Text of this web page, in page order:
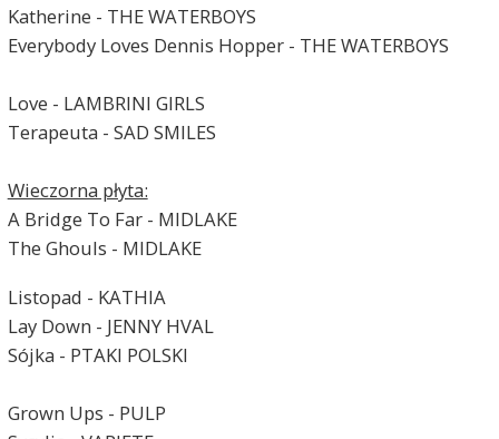
Katherine - THE WATERBOYS
Everybody Loves Dennis Hopper - THE WATERBOYS
Love - LAMBRINI GIRLS
Terapeuta - SAD SMILES
Wieczorna płyta:
A Bridge To Far - MIDLAKE
The Ghouls - MIDLAKE
Listopad - KATHIA
Lay Down - JENNY HVAL
Sójka - PTAKI POLSKI
Grown Ups - PULP